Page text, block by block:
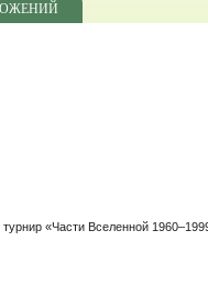
«Части Вселенной